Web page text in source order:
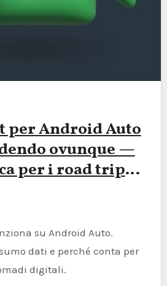
per Android Auto
ovunque —
per i road trip
dati e perché conta per
digitali.